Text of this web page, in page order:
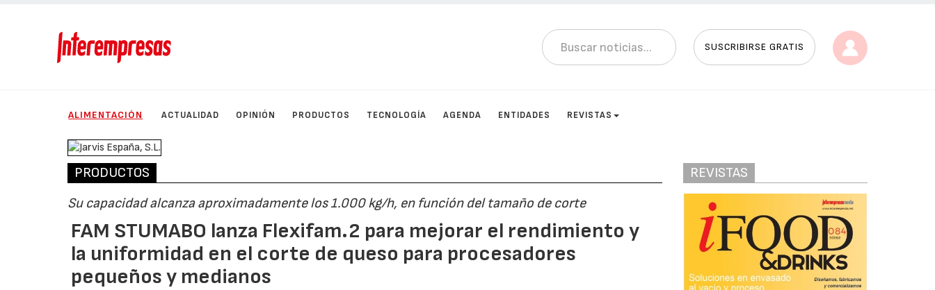
SUSCRIBIRSE GRATIS
ALIMENTACIÓN ACTUALIDAD OPINIÓN PRODUCTOS TECNOLOGÍA AGENDA ENTIDADES REVISTAS
PRODUCTOS
Su capacidad alcanza aproximadamente los 1.000 kg/h, en función del tamaño de corte
FAM STUMABO lanza Flexifam.2 para mejorar el rendimiento y
la uniformidad en el corte de queso para procesadores
pequeños y medianos
REVISTAS